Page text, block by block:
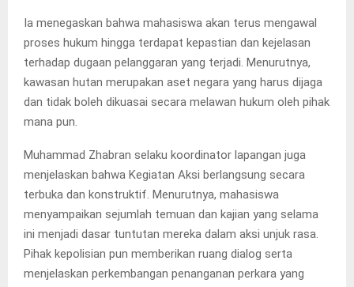
Ia menegaskan bahwa mahasiswa akan terus mengawal
proses hukum hingga terdapat kepastian dan kejelasan
terhadap dugaan pelanggaran yang terjadi. Menurutnya,
kawasan hutan merupakan aset negara yang harus dijaga
dan tidak boleh dikuasai secara melawan hukum oleh pihak
mana pun.
Muhammad Zhabran selaku koordinator lapangan juga
menjelaskan bahwa Kegiatan Aksi berlangsung secara
terbuka dan konstruktif. Menurutnya, mahasiswa
menyampaikan sejumlah temuan dan kajian yang selama
ini menjadi dasar tuntutan mereka dalam aksi unjuk rasa.
Pihak kepolisian pun memberikan ruang dialog serta
menjelaskan perkembangan penanganan perkara yang